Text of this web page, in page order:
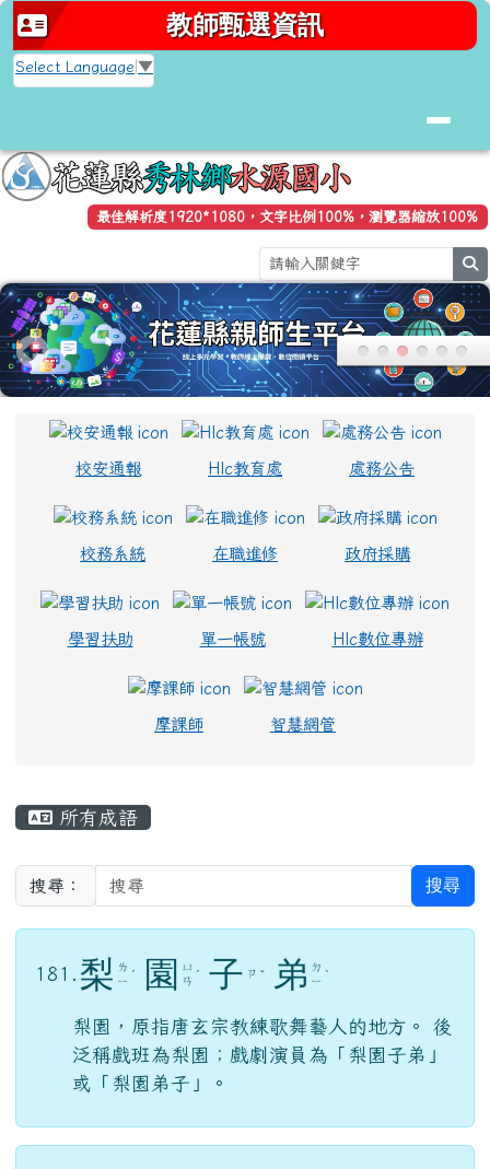
跳至主內容區
花蓮縣秀林鄉水源國小全球資訊網
教師甄選資訊
Select Language ▼
最佳解析度1920*1080，文字比例100%，瀏覽器縮放100%
上中區域內容
校安通報 Hlc教育處 處務公告
校務系統 在職進修 政府採購
學習扶助 單一帳號 Hlc數位專辦
摩課師 智慧網管
所有成語
搜尋： 搜尋
181. 梨 ㄌ
ㄧ ˊ 園
ㄩ
ㄢ ˊ 子 ㄗ ˇ 弟 ㄉ
ㄧ ˋ
梨園，原指唐玄宗教練歌舞藝人的地方。 後
泛稱戲班為梨園；戲劇演員為「梨園子弟」
或「梨園弟子」。